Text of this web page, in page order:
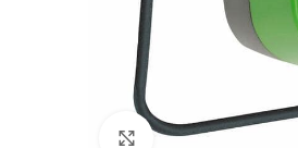
Povećajte sliku